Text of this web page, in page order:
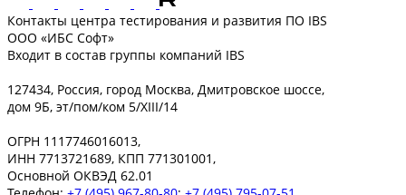
Контакты центра тестирования и развития ПО IBS
ООО «ИБС Софт»
Входит в состав группы компаний IBS
127434, Россия, город Москва, Дмитровское шоссе,
дом 9Б, эт/пом/ком 5/XIII/14
ОГРН 1117746016013,
ИНН 7713721689, КПП 771301001,
Основной ОКВЭД 62.01